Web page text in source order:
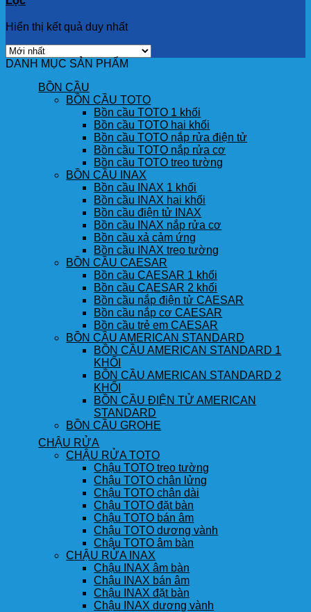
Hiển thị kết quả duy nhất
DANH MỤC SẢN PHẨM
BỒN CẦU
BỒN CẦU TOTO
Bồn cầu TOTO 1 khối
Bồn cầu TOTO hai khối
Bồn cầu TOTO nắp rửa điện tử
Bồn cầu TOTO nắp rửa cơ
Bồn cầu TOTO treo tường
BỒN CẦU INAX
Bồn cầu INAX 1 khối
Bồn cầu INAX hai khối
Bồn cầu điện tử INAX
Bồn cầu INAX nắp rửa cơ
Bồn cầu xả cảm ứng
Bồn cầu INAX treo tường
BỒN CẦU CAESAR
Bồn cầu CAESAR 1 khối
Bồn cầu CAESAR 2 khối
Bồn cầu nắp điện tử CAESAR
Bồn cầu nắp cơ CAESAR
Bồn cầu trẻ em CAESAR
BỒN CẦU AMERICAN STANDARD
BỒN CẦU AMERICAN STANDARD 1
KHỐI
BỒN CẦU AMERICAN STANDARD 2
KHỐI
BỒN CẦU ĐIỆN TỬ AMERICAN
STANDARD
BỒN CẦU GROHE
CHẬU RỬA
CHẬU RỬA TOTO
Chậu TOTO treo tường
Chậu TOTO chân lửng
Chậu TOTO chân dài
Chậu TOTO đặt bàn
Chậu TOTO bán âm
Chậu TOTO dương vành
Chậu TOTO âm bàn
CHẬU RỬA INAX
Chậu INAX âm bàn
Chậu INAX bán âm
Chậu INAX đặt bàn
Chậu INAX dương vành